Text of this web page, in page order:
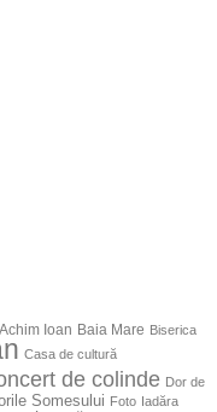
Achim Ioan Baia Mare Biserica
Casa de cultură
de colinde Dor de
Somesului Foto Iadăra